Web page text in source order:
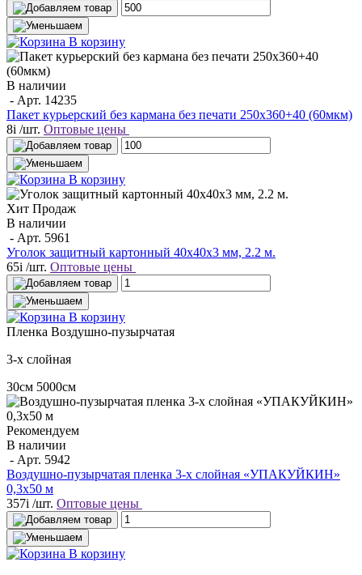
В корзину
В наличии
- Арт. 14235
Пакет курьерский без кармана без печати 250х360+40 (60мкм)
8i /шт. Оптовые цены
В корзину
Хит Продаж
В наличии
- Арт. 5961
Уголок защитный картонный 40х40х3 мм, 2.2 м.
65i /шт. Оптовые цены
В корзину
Пленка Воздушно-пузырчатая
3-х слойная
30см 5000см
Рекомендуем
В наличии
- Арт. 5942
Воздушно-пузырчатая пленка 3-х слойная «УПАКУЙКИН»
0,3х50 м
357i /шт. Оптовые цены
В корзину